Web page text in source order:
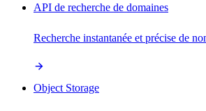
API de recherche de domaines
Recherche instantanée et précise de
Object Storage